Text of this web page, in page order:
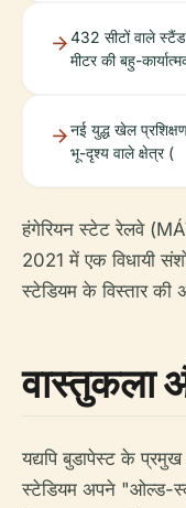
432 सीटों वाले
मीटर की बहु-
नई युद्ध खेल
भू-दृश्य वाले क्षेत्र (
हंगेरियन स्टेट रेलवे
2021 में एक विधायी
स्टेडियम के विस्तार की
वास्तुकला
यद्यपि बुडापेस्ट के
स्टेडियम अपने "ओल्ड-